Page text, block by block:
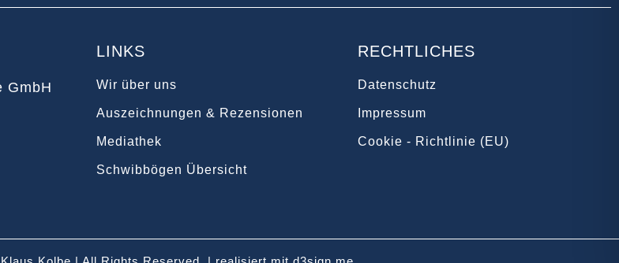
GmbH
LINKS
Wir über uns
Auszeichnungen & Rezensionen
Mediathek
Schwibbögen Übersicht
RECHTLICHES
Datenschutz
Impressum
Cookie - Richtlinie (EU)